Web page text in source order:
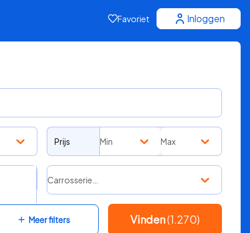
Favoriet Inloggen
Prijs Min Max
Carrosserie…
Meer filters Vinden(1.270)